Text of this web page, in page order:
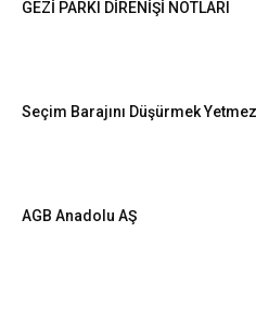
GEZİ PARKI DİRENİŞİ NOTLARI
Seçim Barajını Düşürmek Yetmez
AGB Anadolu AŞ